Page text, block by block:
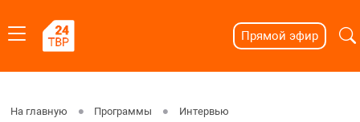
Прямой эфир
На главную Программы Интервью